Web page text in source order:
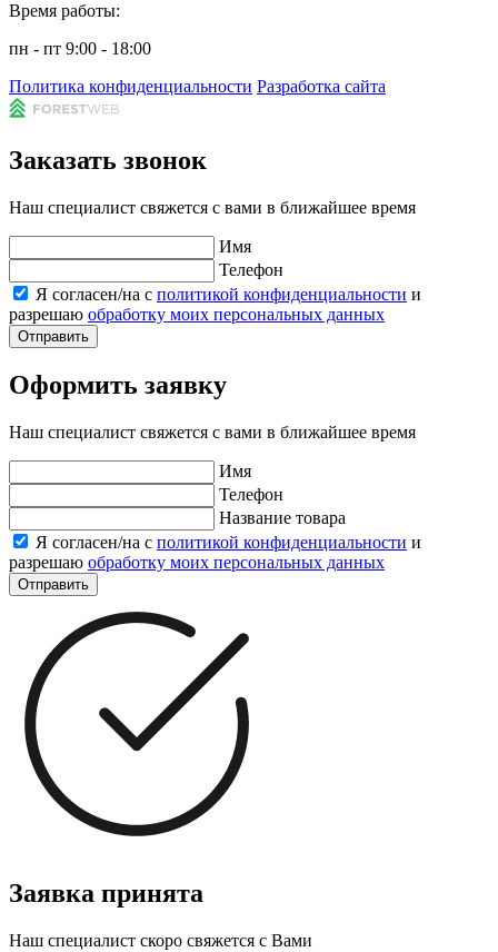
Время работы:
пн - пт 9:00 - 18:00
Политика конфиденциальности Разработка сайта
Заказать звонок
Наш специалист свяжется с вами в ближайшее время
Имя
Телефон
Я согласен/на с политикой конфиденциальности и
разрешаю обработку моих персональных данных
Отправить
Оформить заявку
Наш специалист свяжется с вами в ближайшее время
Имя
Телефон
Название товара
Я согласен/на с политикой конфиденциальности и
разрешаю обработку моих персональных данных
Отправить
Заявка принята
Наш специалист скоро свяжется с Вами